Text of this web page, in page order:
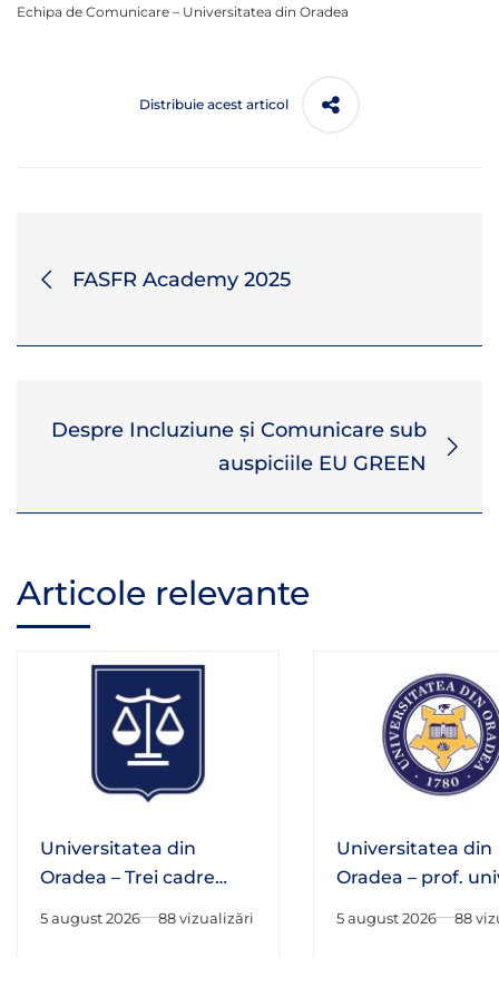
Echipa de Comunicare – Universitatea din Oradea
Distribuie acest articol
FASFR Academy 2025
Despre Incluziune și Comunicare sub
auspiciile EU GREEN
Articole relevante
Universitatea din
Oradea – Trei cadre
5 august 2026 88 vizualizări
Universitatea din
Oradea – prof.
5 august 2026 88